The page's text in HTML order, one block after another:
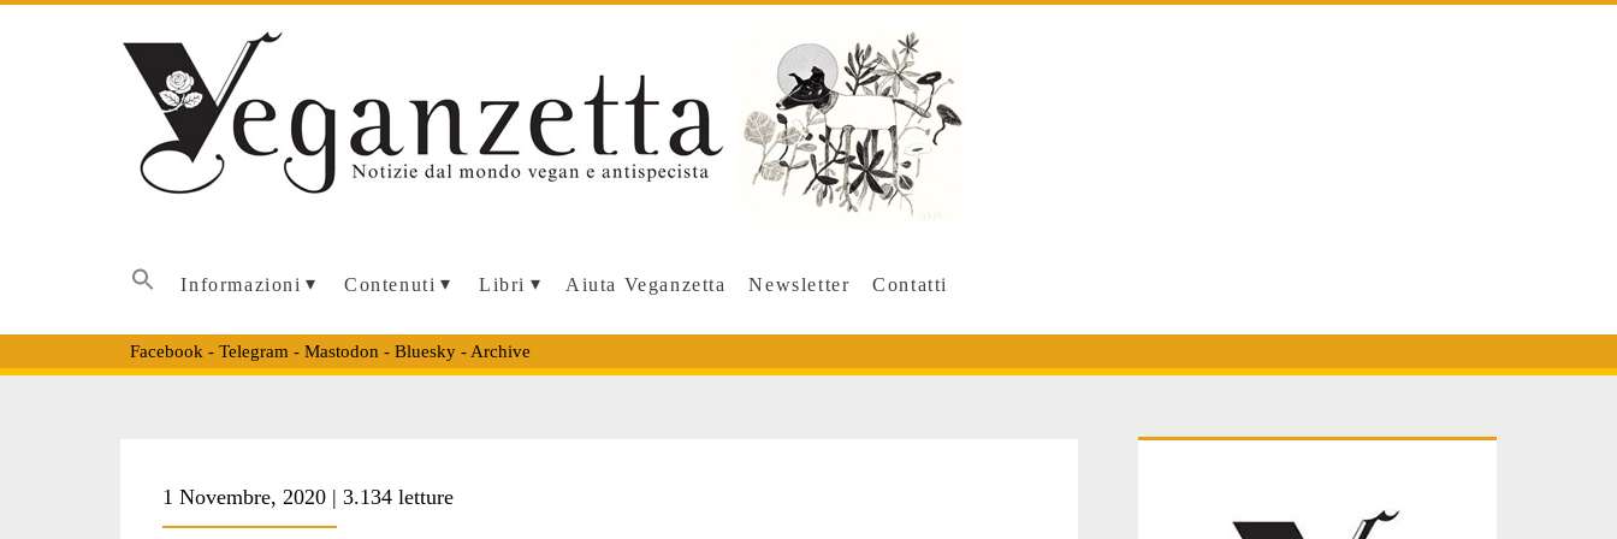
Informazioni Contenuti Libri Aiuta Veganzetta Newsletter Contatti
Facebook - Telegram - Mastodon - Bluesky- Archive
1 Novembre, 2020 | 3.134 letture